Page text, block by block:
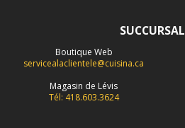
Boutique Web
servicealaclientele@cuisina.ca
Magasin de Lévis
Tél: 418.603.3624